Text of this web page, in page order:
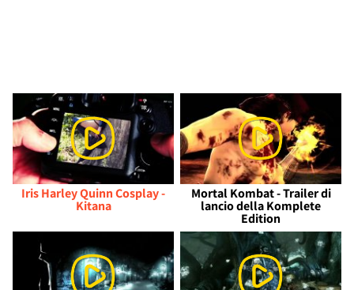
Iris Harley Quinn Cosplay -
Kitana
Mortal Kombat - Trailer di
lancio della Komplete
Edition